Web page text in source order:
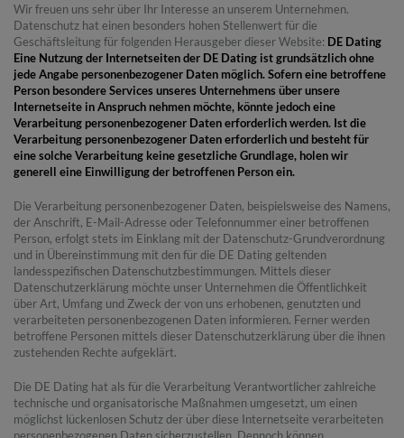
Wir freuen uns sehr über Ihr Interesse an unserem Unternehmen.
Datenschutz hat einen besonders hohen Stellenwert für die
Geschäftsleitung für folgenden Herausgeber dieser Website: DE Dating
Eine Nutzung der Internetseiten der DE Dating ist grundsätzlich ohne
jede Angabe personenbezogener Daten möglich. Sofern eine betroffene
Person besondere Services unseres Unternehmens über unsere
Internetseite in Anspruch nehmen möchte, könnte jedoch eine
Verarbeitung personenbezogener Daten erforderlich werden. Ist die
Verarbeitung personenbezogener Daten erforderlich und besteht für
eine solche Verarbeitung keine gesetzliche Grundlage, holen wir
generell eine Einwilligung der betroffenen Person ein.
Die Verarbeitung personenbezogener Daten, beispielsweise des Namens,
der Anschrift, E-Mail-Adresse oder Telefonnummer einer betroffenen
Person, erfolgt stets im Einklang mit der Datenschutz-Grundverordnung
und in Übereinstimmung mit den für die DE Dating geltenden
landesspezifischen Datenschutzbestimmungen. Mittels dieser
Datenschutzerklärung möchte unser Unternehmen die Öffentlichkeit
über Art, Umfang und Zweck der von uns erhobenen, genutzten und
verarbeiteten personenbezogenen Daten informieren. Ferner werden
betroffene Personen mittels dieser Datenschutzerklärung über die ihnen
zustehenden Rechte aufgeklärt.
Die DE Dating hat als für die Verarbeitung Verantwortlicher zahlreiche
technische und organisatorische Maßnahmen umgesetzt, um einen
möglichst lückenlosen Schutz der über diese Internetseite verarbeiteten
personenbezogenen Daten sicherzustellen. Dennoch können